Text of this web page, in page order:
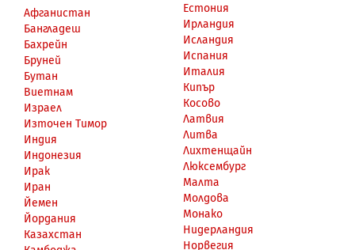
Афганистан
Бангладеш
Бахрейн
Бруней
Бутан
Виетнам
Израел
Източен Тимор
Индия
Индонезия
Ирак
Иран
Йемен
Йордания
Казахстан
Естония
Ирландия
Исландия
Испания
Италия
Кипър
Косово
Латвия
Литва
Лихтенщайн
Люксембург
Малта
Молдова
Монако
Нидерландия
Норвегия